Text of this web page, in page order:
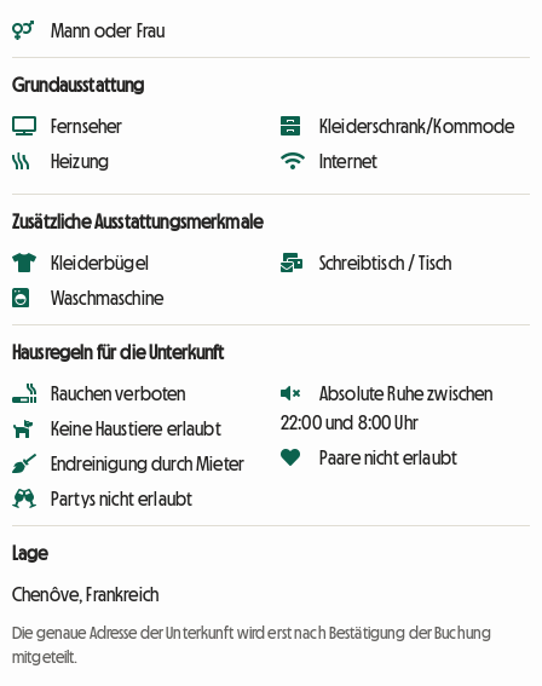
Mann oder Frau
Grundausstattung
Fernseher
Heizung
Kleiderschrank/Kommode
Internet
Zusätzliche Ausstattungsmerkmale
Kleiderbügel
Waschmaschine
Schreibtisch / Tisch
Hausregeln für die Unterkunft
Rauchen verboten
Keine Haustiere erlaubt
Endreinigung durch Mieter
Partys nicht erlaubt
Absolute Ruhe zwischen
22:00 und 8:00 Uhr
Paare nicht erlaubt
Lage
Chenôve, Frankreich
Die genaue Adresse der Unterkunft wird erst nach Bestätigung der Buchung
mitgeteilt.